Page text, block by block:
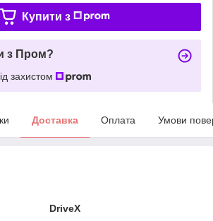
Купити з
з Пром?
захистом
Доставка Оплата Умови
DriveX